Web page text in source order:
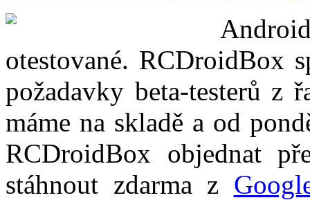
otestované.
požadavky beta-testerů z
máme na skladě a od
RCDroidBox objednat
stáhnout zdarma z